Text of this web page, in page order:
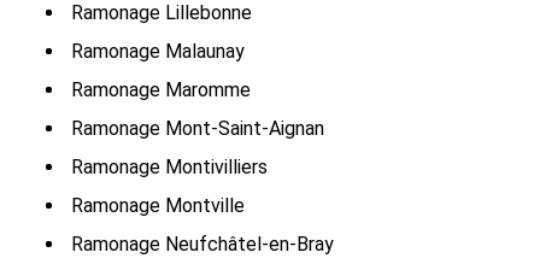
Ramonage Lillebonne
Ramonage Malaunay
Ramonage Maromme
Ramonage Mont-Saint-Aignan
Ramonage Montivilliers
Ramonage Montville
Ramonage Neufchâtel-en-Bray